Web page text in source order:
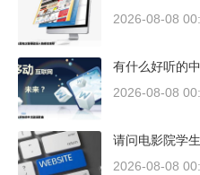
2026-08-08
有什么好听的
2026-08-08
请问电影院学
2026-08-08